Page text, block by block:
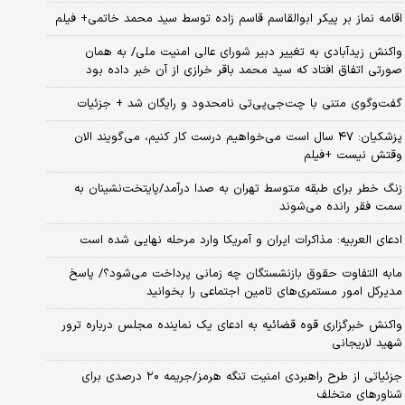
اقامه نماز بر پیکر ابوالقاسم قاسم زاده توسط سید محمد خاتمی+ فیلم
واکنش زیدآبادی به تغییر دبیر شورای عالی امنیت ملی/ به همان
صورتی اتفاق افتاد که سید محمد باقر خرازی از آن خبر داده بود
گفت‌وگوی متنی با چت‌جی‌پی‌تی نامحدود و رایگان شد + جزئیات
پزشکیان: ۴۷ سال است می‌خواهیم درست کار کنیم، می‌گویند الان
وقتش نیست +فیلم
زنگ خطر برای طبقه متوسط تهران به صدا درآمد/پایتخت‌نشینان به
سمت فقر رانده می‌شوند
ادعای العربیه: مذاکرات ایران و آمریکا وارد مرحله نهایی شده است
مابه التفاوت حقوق بازنشستگان چه زمانی پرداخت می‌شود؟/ پاسخ
مدیرکل امور مستمری‌های تامین اجتماعی را بخوانید
واکنش خبرگزاری قوه قضائیه به ادعای یک نماینده مجلس درباره ترور
شهید لاریجانی
جزئیاتی از طرح راهبردی امنیت تنگه هرمز/جریمه ۲۰ درصدی برای
شناورهای متخلف